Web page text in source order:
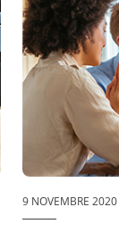
9 NOVEMBRE 2020